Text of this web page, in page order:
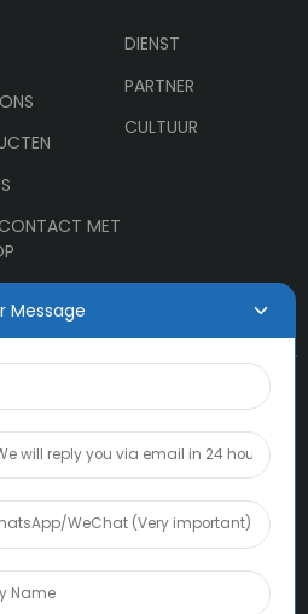
MET
DIENST
PARTNER
CULTUUR
OP
FINANCIAL
STREET EN XINCHENG WEST
CHINA
Message